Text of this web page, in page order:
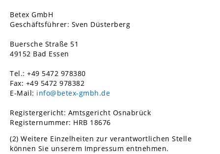
Betex GmbH
Geschäftsführer: Sven Düsterberg
Buersche Straße 51
49152 Bad Essen
Tel.: +49 5472 978380
Fax: +49 5472 978382
E-Mail: info@betex-gmbh.de
Registergericht: Amtsgericht Osnabrück
Registernummer: HRB 18676
(2) Weitere Einzelheiten zur verantwortlichen Stelle
können Sie unserem Impressum entnehmen.